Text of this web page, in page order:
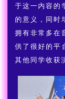
于这一内容的
的意义，同时
拥有非常多在
供了很好的平
其他同学收获